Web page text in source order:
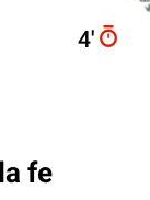
4′
fe